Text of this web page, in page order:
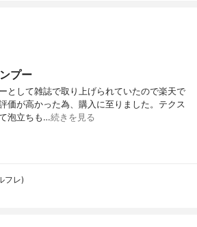
ニウム-10、フェノキシエタノール、デシル
グルコシド、グリコシルトレハロース、安
息香酸Na、アセチルテトラペプチド-3、加
水分解水添デンプン、BG、クエン酸、デキ
プー
として雑誌で取り上げられていたので楽天で
価が高かった為、購入に至りました。テクス
泡立ちも…続きを見る
フレ)